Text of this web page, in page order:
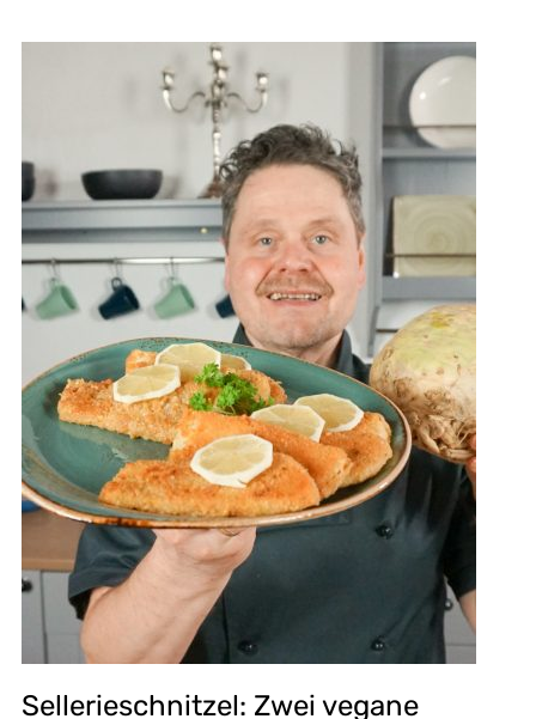
Sellerieschnitzel: Zwei vegane